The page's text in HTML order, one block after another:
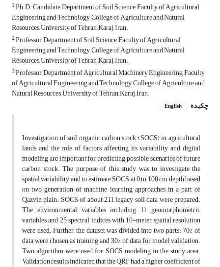
1Ph.D. Candidate, Department of Soil Science, Faculty of Agricultural
Engineering and Technology, College of Agriculture and Natural
Resources, University of Tehran, Karaj, Iran.
2Professor, Department of Soil Science, Faculty of Agricultural
Engineering and Technology, College of Agriculture and Natural
Resources, University of Tehran, Karaj, Iran.
3Professor, Department of Agricultural Machinery Engineering, Faculty
of Agricultural Engineering and Technology, College of Agriculture and
Natural Resources, University of Tehran, Karaj, Iran.
چکیده
English
Investigation of soil organic carbon stock (SOCS) in agricultural
lands and the role of factors affecting its variability and digital
modeling are important for predicting possible scenarios of future
carbon stock. The purpose of this study was to investigate the
spatial variability and to estimate SOCS at 0 to 100 cm depth based
on two generation of machine learning approaches in a part of
Qazvin plain. SOCS of about 211 legacy soil data were prepared.
The environmental variables including 11 geomorphometric
variables and 25 spectral indices with 10-meter spatial resolution
were used. Further, the dataset was divided into two parts: 70% of
data were chosen as training and 30% of data for model validation.
Two algorithm were used for SOCS modeling in the study area.
Validation results indicated that the QRF had a higher coefficient of